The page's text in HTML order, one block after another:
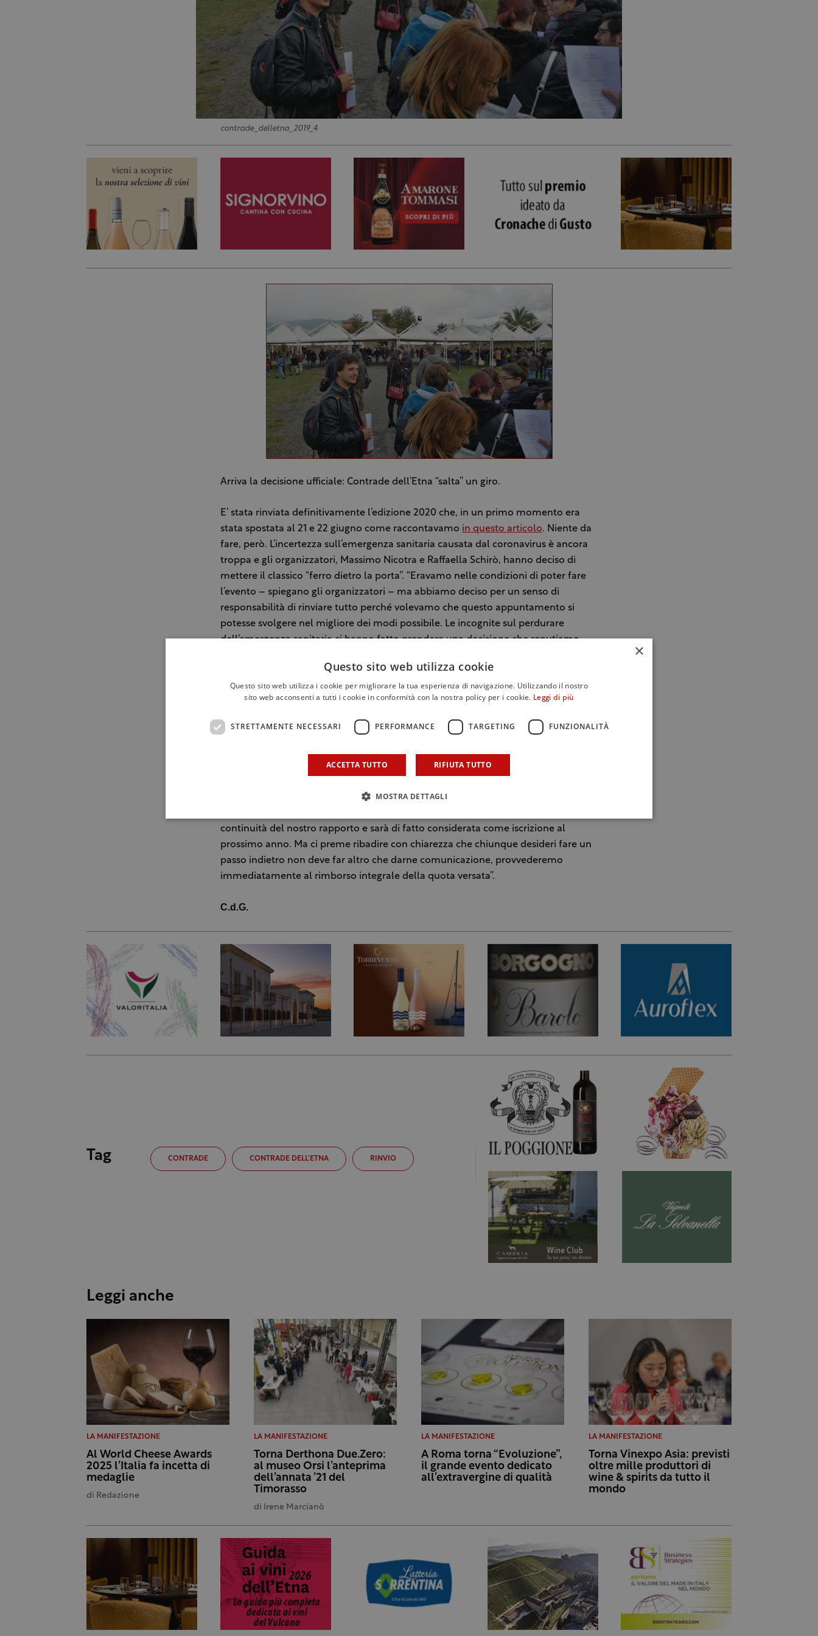
contrade_delletna_2019_4
Arriva la decisione ufficiale: Contrade dell’Etna “salta” un giro.
E’ stata rinviata definitivamente l’edizione 2020 che, in un primo momento era
stata spostata al 21 e 22 giugno come raccontavamo in questo articolo. Niente da
fare, però. L’incertezza sull’emergenza sanitaria causata dal coronavirus è ancora
troppa e gli organizzatori, Massimo Nicotra e Raffaella Schirò, hanno deciso di
mettere il classico “ferro dietro la porta”. “Eravamo nelle condizioni di poter fare
l’evento – spiegano gli organizzatori – ma abbiamo deciso per un senso di
responsabilità di rinviare tutto perché volevamo che questo appuntamento si
potesse svolgere nel migliore dei modi possibile. Le incognite sul perdurare
dell’emergenza sanitaria ci hanno fatto prendere una decisione che reputiamo
Gli organizzatori hanno ipotizzato come nuove date di Contrade dell’Etna,
edizione 2021, dal 24 al 26 aprile 2021, a seguire il Vinitaly, così come da tradizione
(la fiera di Verona si terrà dal 18 al 21 aprile 2021). Sono già state inviate le
partecipazione. “Sarà un anno di programmazione, ma anche di sperimentazione,
sviluppare idee per supportare i vini etnei – spiegano gli organizzatori – Vogliamo
continuità del nostro rapporto e sarà di fatto considerata come iscrizione al
prossimo anno. Ma ci preme ribadire con chiarezza che chiunque desideri fare un
passo indietro non deve far altro che darne comunicazione, provvederemo
immediatamente al rimborso integrale della quota versata”.
C.d.G.
Tag CONTRADE CONTRADE DELL'ETNA RINVIO
Leggi anche
LA MANIFESTAZIONE
Al World Cheese Awards
2025 l’Italia fa incetta di
medaglie
di Redazione
LA MANIFESTAZIONE
Torna Derthona Due.Zero:
al museo Orsi l’anteprima
dell’annata ’21 del
Timorasso
di Irene Marcianò
LA MANIFESTAZIONE
A Roma torna “Evoluzione”,
il grande evento dedicato
all’extravergine di qualità
LA MANIFESTAZIONE
Torna Vinexpo Asia: previsti
oltre mille produttori di
wine & spirits da tutto il
mondo
×
Questo sito web utilizza cookie
Questo sito web utilizza i cookie per migliorare la tua esperienza di navigazione. Utilizzando il nostro
sito web acconsenti a tutti i cookie in conformità con la nostra policy per i cookie. Leggi di più
STRETTAMENTE NECESSARI PERFORMANCE TARGETING FUNZIONALITÀ
ACCETTA TUTTO RIFIUTA TUTTO
MOSTRA DETTAGLI